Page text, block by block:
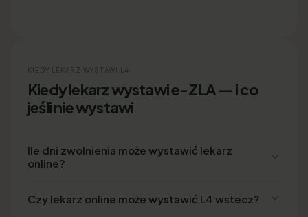
KIEDY LEKARZ WYSTAWI L4
Kiedy lekarz wystawi e-ZLA — i co
jeśli nie wystawi
Ile dni zwolnienia może wystawić lekarz
online?
Czy lekarz online może wystawić L4 wstecz?